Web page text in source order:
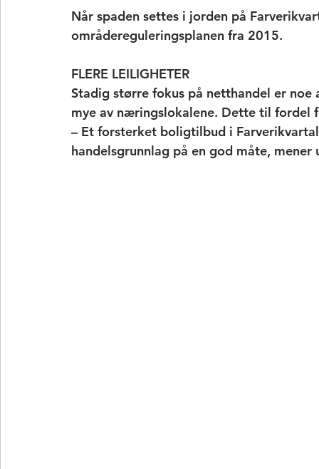
Når spaden settes i jorden på
områdereguleringsplanen fra 2015.
FLERE LEILIGHETER
Stadig større fokus på netthandel er
mye av næringslokalene. Dette til fordel
– Et forsterket boligtilbud i
handelsgrunnlag på en god måte, mener